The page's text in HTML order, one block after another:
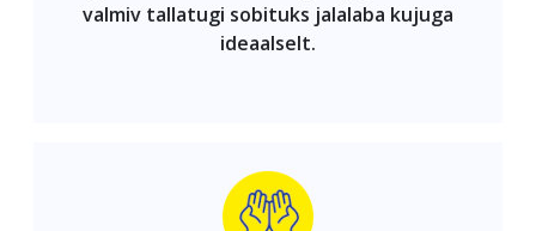
valmiv tallatugi sobituks jalalaba kujuga
ideaalselt.